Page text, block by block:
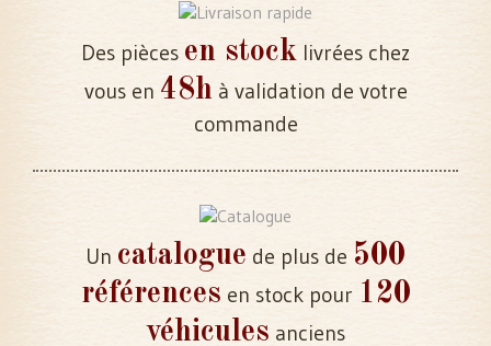
Des pièces en stock livrées chez
vous en 48h à validation de votre
commande
Un catalogue de plus de 500
références en stock pour 120
véhicules anciens